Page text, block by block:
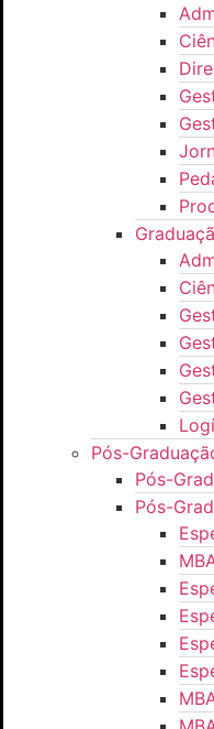
Pós-
Pós-
Pós-